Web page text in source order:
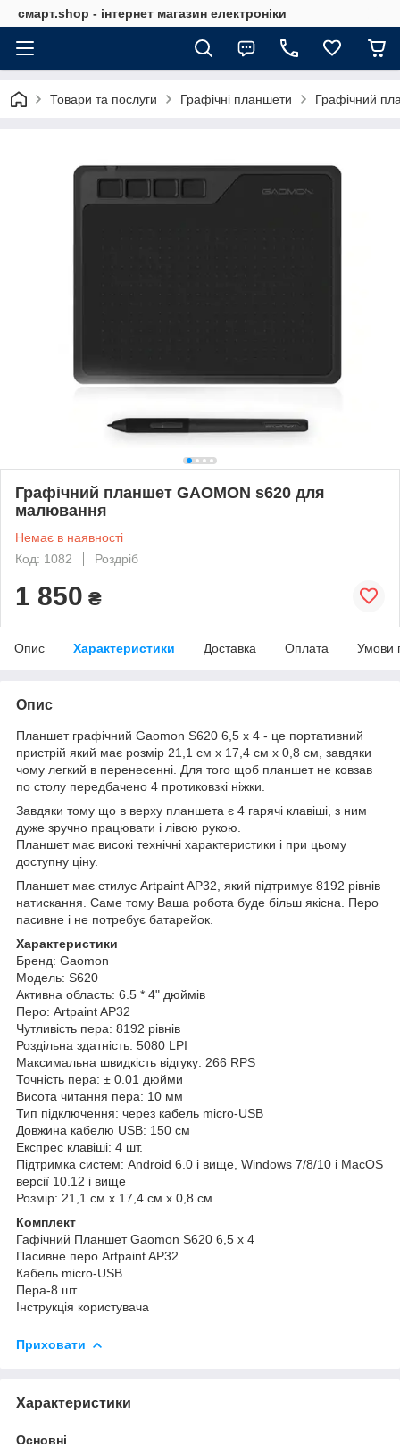
смарт.shop - інтернет магазин електроніки
Товари та послуги Графічні планшети Графічний
Графічний планшет GAOMON s620 для
малювання
Немає в наявності
Код: 1082
Роздріб
1 850 ₴
Опис Характеристики Доставка Оплата Умови
Опис
Планшет графічний Gaomon S620 6,5 x 4 - це портативний
пристрій який має розмір 21,1 см х 17,4 см х 0,8 см, завдяки
чому легкий в перенесенні. Для того щоб планшет не ковзав
по столу передбачено 4 протиковзкі ніжки.
Завдяки тому що в верху планшета є 4 гарячі клавіші, з ним
дуже зручно працювати і лівою рукою.
Планшет має високі технічні характеристики і при цьому
доступну ціну.
Планшет має стилус Artpaint AP32, який підтримує 8192 рівнів
натискання. Саме тому Ваша робота буде більш якісна. Перо
пасивне і не потребує батарейок.
Характеристики
Бренд: Gaomon
Модель: S620
Активна область: 6.5 * 4" дюймів
Перо: Artpaint AP32
Чутливість пера: 8192 рівнів
Роздільна здатність: 5080 LPI
Максимальна швидкість відгуку: 266 RPS
Точність пера: ± 0.01 дюйми
Висота читання пера: 10 мм
Тип підключення: через кабель micro-USB
Довжина кабелю USB: 150 см
Експрес клавіші: 4 шт.
Підтримка систем: Android 6.0 і вище, Windows 7/8/10 і MacOS
версії 10.12 і вище
Розмір: 21,1 см х 17,4 см х 0,8 см
Комплект
Гафічний Планшет Gaomon S620 6,5 x 4
Пасивне перо Artpaint AP32
Кабель micro-USB
Пера-8 шт
Інструкція користувача
Приховати
Характеристики
Основні